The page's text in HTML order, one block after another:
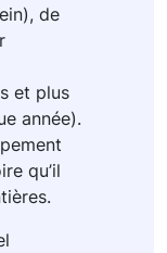
de
et plus
année).
qu’il